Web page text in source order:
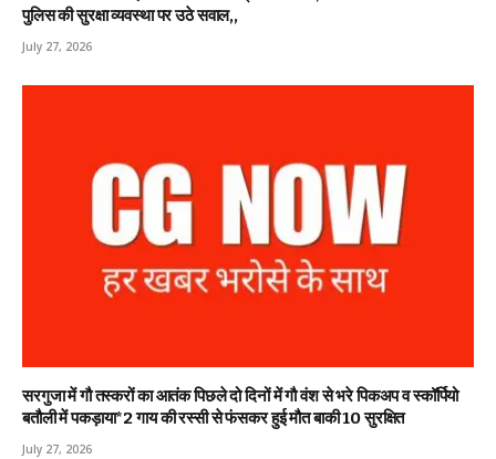
पुलिस की सुरक्षा व्यवस्था पर उठे सवाल,,
July 27, 2026
सरगुजा में गौ तस्करों का आतंक पिछले दो दिनों में गौ वंश से भरे पिकअप व स्कॉर्पियो
बतौली में पकड़ाया*2 गाय की रस्सी से फंसकर हुई मौत बाकी 10 सुरक्षित
July 27, 2026